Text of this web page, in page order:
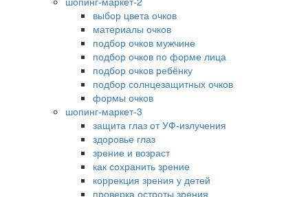
выбор цвета очков
материалы очков
подбор очков мужчине
подбор очков по форме лица
подбор очков ребёнку
подбор солнцезащитных очков
формы очков
шопинг-маркет-3
защита глаз от УФ-излучения
здоровье глаз
зрение и возраст
как сохранить зрение
коррекция зрения у детей
проверка остроты зрения